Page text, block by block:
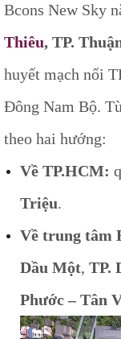
Bcons New Sky
Thiêu, TP.
huyết mạch nối
Đông Nam Bộ.
theo hai hướng:
Về TP.HCM:
Triệu.
Về trung tâm
Dầu Một, TP.
Phước – Tân